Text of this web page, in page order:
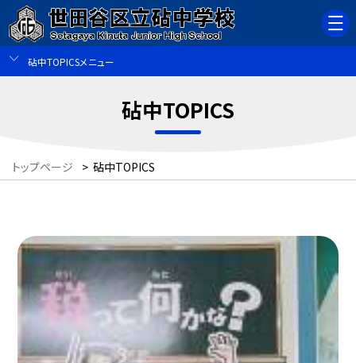
砧中TOPICSメニュー
砧中TOPICS
トップページ > 砧中TOPICS